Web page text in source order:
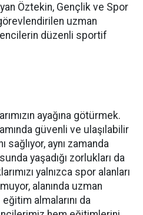
Öztekin, Gençlik ve Spor
uzman
düzenli sportif
ayağına götürmek.
güvenli ve ulaşılabilir
sağlıyor, aynı zamanda
yaşadığı zorlukları da
yalnızca spor alanları
alanında uzman
almalarını da